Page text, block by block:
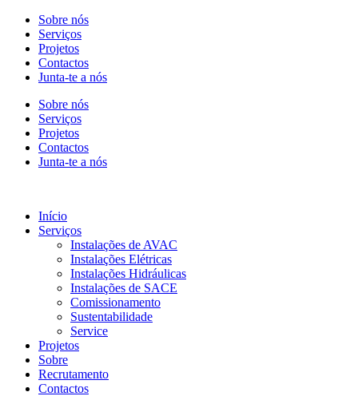
Sobre nós
Serviços
Projetos
Contactos
Junta-te a nós
Sobre nós
Serviços
Projetos
Contactos
Junta-te a nós
Início
Serviços
Instalações de AVAC
Instalações Elétricas
Instalações Hidráulicas
Instalações de SACE
Comissionamento
Sustentabilidade
Service
Projetos
Sobre
Recrutamento
Contactos